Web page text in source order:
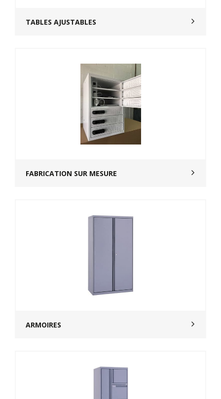
TABLES AJUSTABLES
FABRICATION SUR MESURE
ARMOIRES